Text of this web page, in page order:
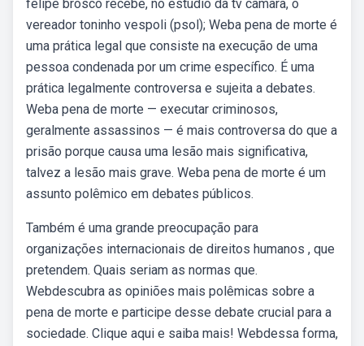
felipe brosco recebe, no estúdio da tv câmara, o
vereador toninho vespoli (psol); Weba pena de morte é
uma prática legal que consiste na execução de uma
pessoa condenada por um crime específico. É uma
prática legalmente controversa e sujeita a debates.
Weba pena de morte — executar criminosos,
geralmente assassinos — é mais controversa do que a
prisão porque causa uma lesão mais significativa,
talvez a lesão mais grave. Weba pena de morte é um
assunto polêmico em debates públicos.
Também é uma grande preocupação para
organizações internacionais de direitos humanos , que
pretendem. Quais seriam as normas que.
Webdescubra as opiniões mais polêmicas sobre a
pena de morte e participe desse debate crucial para a
sociedade. Clique aqui e saiba mais! Webdessa forma,